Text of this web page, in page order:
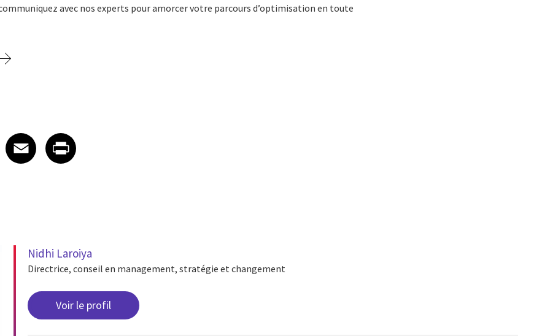
avec nos experts pour amorcer votre parcours d’optimisation en toute
LinkedIn
on X
article on Facebook
Facebook
Share article on Email
Email
Share article on Print
Nidhi Laroiya
Directrice, conseil en management, stratégie et changement
Voir le profil